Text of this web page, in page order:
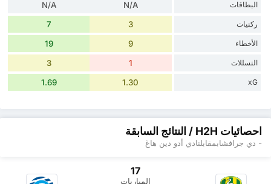
البطاقات N/A
N/A
ركنيات 3
7
الأخطاء 9
19
التسللات 1
3
xG
1.30
1.69
احصائيات H2H / النتائج السابقة
- دي جرافشابمقابلنادي أدو دين هاغ
17
المباريات